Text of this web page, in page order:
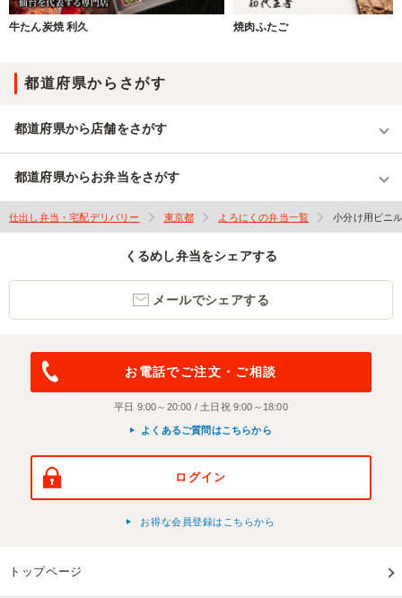
牛たん炭焼 利久 焼肉ふたご
都道府県からさがす
都道府県から店舗をさがす
都道府県からお弁当をさがす
仕出し弁当・宅配デリバリー 東京都 よろにくの弁当一覧 小分け用ビニ
くるめし弁当をシェアする
メールでシェアする
お電話でご注文・ご相談
平日 9:00～20:00 / 土日祝 9:00～18:00
よくあるご質問はこちらから
ログイン
お得な会員登録はこちらから
トップページ